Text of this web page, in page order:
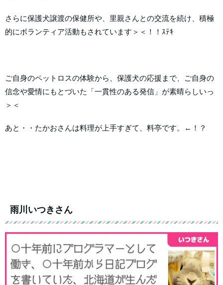
さらに保護犬譲渡の保健所や、里親さんとの交流を続け、積極
的にボランティア活動もされています＞＜！！ｽﾃｷ
ご自身のペットロスの体験から、保護犬の応援まで、ご自身の
信念や愛情にもとづいた「一貫性のある発信」が素晴らしいっ
＞＜
あと・・たかおさんは料理が上手すぎて、料亭です。←！？
雨川いつきさん